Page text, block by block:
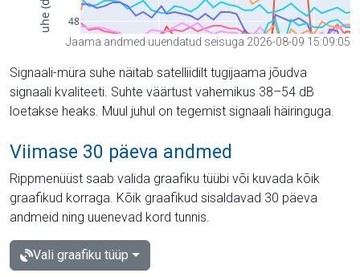
Jaama andmed uuendatud seisuga 2026-08-09 15:09:05
Signaali-müra suhe näitab satelliidilt tugijaama jõudva
signaali kvaliteeti. Suhte väärtust vahemikus 38–54 dB
loetakse heaks. Muul juhul on tegemist signaali häiringuga.
Viimase 30 päeva andmed
Rippmenüüst saab valida graafiku tüübi või kuvada kõik
graafikud korraga. Kõik graafikud sisaldavad 30 päeva
andmeid ning uuenevad kord tunnis.
Vali graafiku tüüp